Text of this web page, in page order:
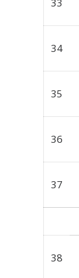
34
35
36
37
38